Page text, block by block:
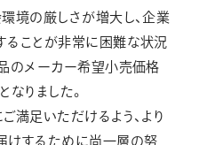
境の厳しさが増大し、企業
ることが非常に困難な状況
のメーカー希望小売価格
なりました。
満足いただけるよう、より
けするために尚一層の努